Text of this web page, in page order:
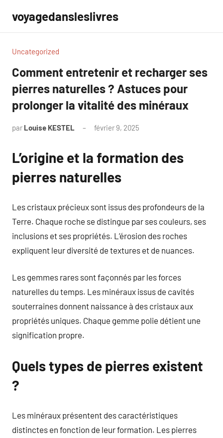
contenu
voyagedansleslivres
Uncategorized
Comment entretenir et recharger ses
pierres naturelles ? Astuces pour
prolonger la vitalité des minéraux
par Louise KESTEL février 9, 2025
L’origine et la formation des
pierres naturelles
Les cristaux précieux sont issus des profondeurs de la
Terre. Chaque roche se distingue par ses couleurs, ses
inclusions et ses propriétés. L’érosion des roches
expliquent leur diversité de textures et de nuances.
Les gemmes rares sont façonnés par les forces
naturelles du temps. Les minéraux issus de cavités
souterraines donnent naissance à des cristaux aux
propriétés uniques. Chaque gemme polie détient une
signification propre.
Quels types de pierres existent
?
Les minéraux présentent des caractéristiques
distinctes en fonction de leur formation. Les pierres